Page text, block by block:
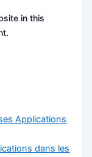
in this
Applications
dans les